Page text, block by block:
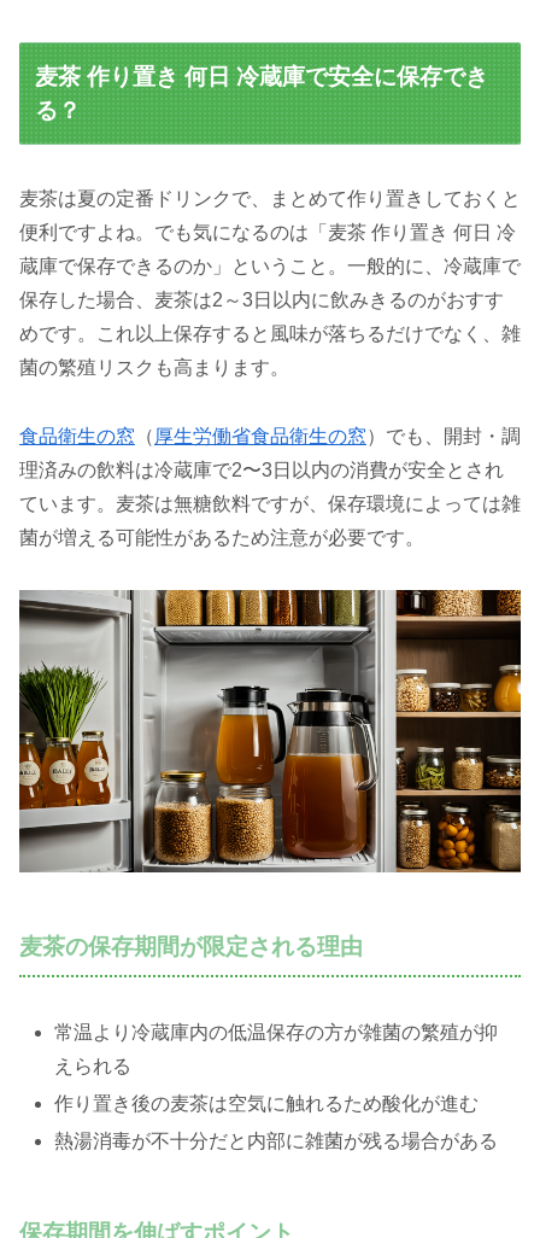
麦茶 作り置き 何日 冷蔵庫で安全に保存でき
る？
麦茶は夏の定番ドリンクで、まとめて作り置きしておくと
便利ですよね。でも気になるのは「麦茶 作り置き 何日 冷
蔵庫で保存できるのか」ということ。一般的に、冷蔵庫で
保存した場合、麦茶は2～3日以内に飲みきるのがおすす
めです。これ以上保存すると風味が落ちるだけでなく、雑
菌の繁殖リスクも高まります。
食品衛生の窓 （ 厚生労働省食品衛生の窓）でも、開封・調
理済みの飲料は冷蔵庫で2〜3日以内の消費が安全とされ
ています。麦茶は無糖飲料ですが、保存環境によっては雑
菌が増える可能性があるため注意が必要です。
麦茶の保存期間が限定される理由
常温より冷蔵庫内の低温保存の方が雑菌の繁殖が抑
えられる
作り置き後の麦茶は空気に触れるため酸化が進む
熱湯消毒が不十分だと内部に雑菌が残る場合がある
保存期間を伸ばすポイント